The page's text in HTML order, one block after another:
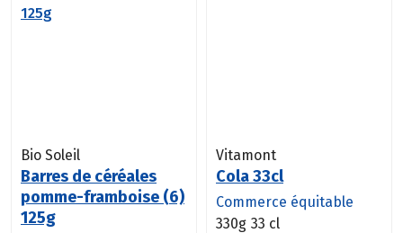
Bio Soleil
Barres de céréales
pomme-framboise (6)
125g
Vitamont
Cola 33cl
Commerce équitable
330g 33 cl